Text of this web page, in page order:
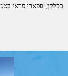
בבלקן, ספארי פראי
רשמית בארגון התעופה
מוצעות ללקוחות